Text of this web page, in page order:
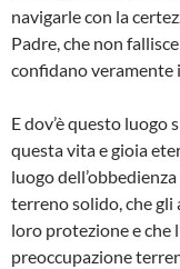
navigarle con la
Padre, che non
confidano veramente
E dov’è questo luogo
questa vita e gioia
luogo
terreno solido, che gli
loro protezione e che
preoccupazione